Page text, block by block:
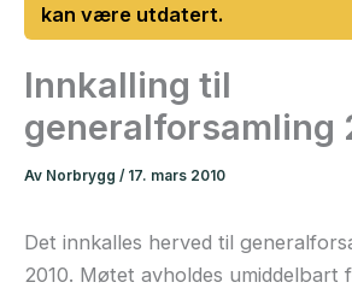
Innkalling til
generalforsamling
Av Norbrygg / 17. mars 2010
Det innkalles herved til
2010. Møtet avholdes umiddelbart